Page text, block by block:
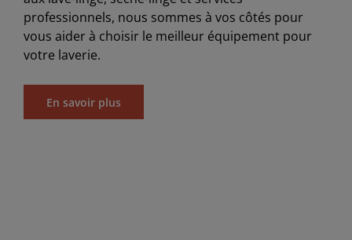
professionnels, nous sommes à vos côtés pour
vous aider à choisir le meilleur équipement pour
votre laverie.
En savoir plus